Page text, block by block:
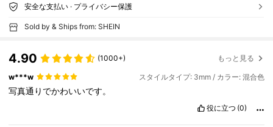
安全な支払い · プライバシー保護
Sold by & Ships from: SHEIN
4.90 (1000+) もっと見る
w***w スタイルタイプ: 3mm / カラー: 混合色
写真通りでかわいいです。
役に立つ (0)